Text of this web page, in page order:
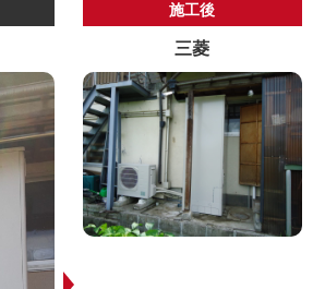
施工後
三菱